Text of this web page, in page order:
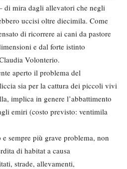
di mira dagli allevatori che negli
uccisi oltre diecimila. Come
di ricorrere ai cani da pastore
e dal forte istinto
Volonterio.
aperto il problema del
sia per la cattura dei piccoli vivi
implica in genere l’abbattimento
emiri (costo previsto: ventimila
sempre più grave problema, non
di habitat a causa
strade, allevamenti,